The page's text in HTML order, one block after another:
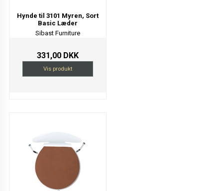
Hynde til 3101 Myren, Sort
Basic Læder
Sibast Furniture
331,00 DKK
Vis produkt